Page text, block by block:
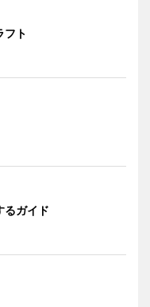
フト
るガイド